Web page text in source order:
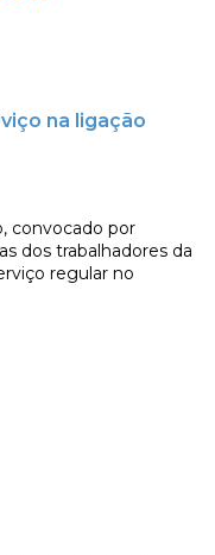
na ligação
convocado por
dos trabalhadores da
regular no